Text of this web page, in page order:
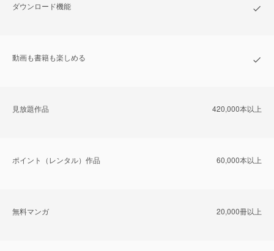
ダウンロード機能
動画も書籍も楽しめる
⾒放題作品 420,000本以上
ポイント（レンタル）作品 60,000本以上
無料マンガ 20,000冊以上